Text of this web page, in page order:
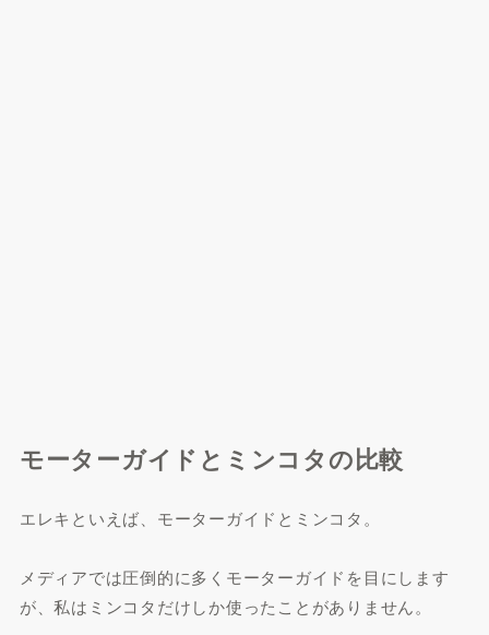
モーターガイドとミンコタの比較
エレキといえば、モーターガイドとミンコタ。
メディアでは圧倒的に多くモーターガイドを目にします
が、私はミンコタだけしか使ったことがありません。